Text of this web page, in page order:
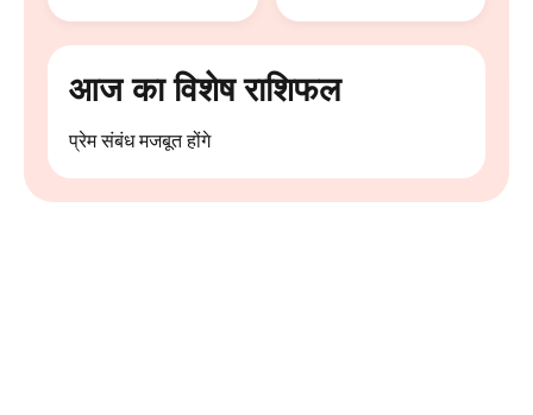
आज का विशेष राशिफल
प्रेम संबंध मजबूत होंगे